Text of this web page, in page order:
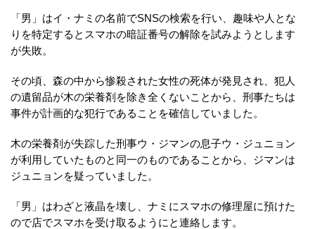
「男」はイ・ナミの名前でSNSの検索を行い、趣味や人とな
りを特定するとスマホの暗証番号の解除を試みようとします
が失敗。
その頃、森の中から惨殺された女性の死体が発見され、犯人
の遺留品が木の栄養剤を除き全くないことから、刑事たちは
事件が計画的な犯行であることを確信していました。
木の栄養剤が失踪した刑事ウ・ジマンの息子ウ・ジュニョン
が利用していたものと同一のものであることから、ジマンは
ジュニョンを疑っていました。
「男」はわざと液晶を壊し、ナミにスマホの修理屋に預けた
ので店でスマホを受け取るようにと連絡します。